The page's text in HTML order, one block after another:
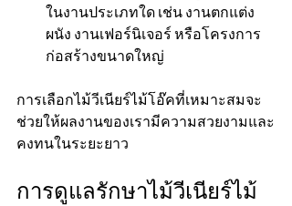
ในงานประเภทใด เช่น งานตกแต่ง
ผนัง งานเฟอร์นิเจอร์ หรือโครงการ
ก่อสร้างขนาดใหญ่
การเลือกไม้วีเนียร์ไม้โอ๊คที่เหมาะสมจะ
ช่วยให้ผลงานของเรามีความสวยงามและ
คงทนในระยะยาว
การดูแลรักษาไม้วีเนียร์ไม้